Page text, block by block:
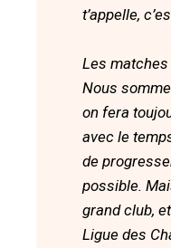
t’appelle,
Les
Nous
on fera
avec le
de
possible.
grand club,
Ligue des